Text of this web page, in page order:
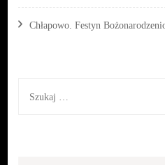
Chłapowo. Festyn
Szukaj: